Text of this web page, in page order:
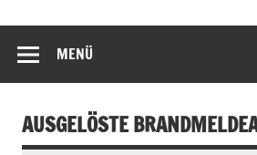
MENÜ
AUSGELÖSTE